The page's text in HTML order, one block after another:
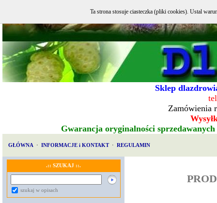
Sklep
Zamówienia
Gwarancja oryginalności
GŁÓWNA · INFORMACJE i KONTAKT · REGULAMIN
.:: SZUKAJ ::.
szukaj w opisach
Ta strona stosuje ciasteczka (pliki cookies). Ustal